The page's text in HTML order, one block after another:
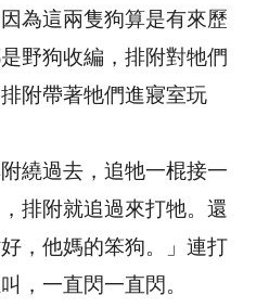
為這兩隻狗算是有來歷
野狗收編，排附對牠們
附帶著牠們進寢室玩
繞過去，追牠一棍接一
排附就追過來打牠。還
，他媽的笨狗。」連打
，一直閃一直閃。